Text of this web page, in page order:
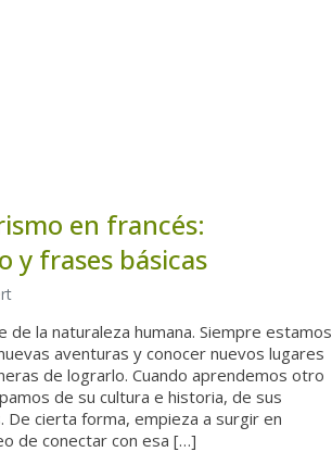
en francés:
y frases básicas
de la naturaleza humana. Siempre estamos
aventuras y conocer nuevos lugares
de lograrlo. Cuando aprendemos otro
de su cultura e historia, de sus
De cierta forma, empieza a surgir en
de conectar con esa […]